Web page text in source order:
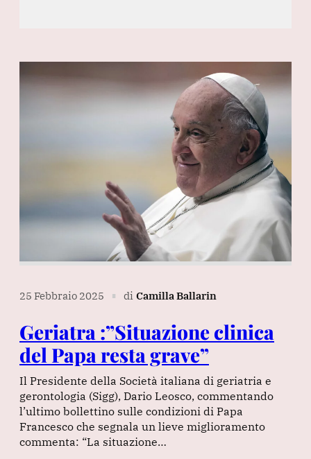
25 Febbraio 2025 ∎ di Camilla Ballarin
Geriatra :”Situazione clinica
del Papa resta grave”
Il Presidente della Società italiana di geriatria e
gerontologia (Sigg), Dario Leosco, commentando
l’ultimo bollettino sulle condizioni di Papa
Francesco che segnala un lieve miglioramento
commenta: “La situazione…